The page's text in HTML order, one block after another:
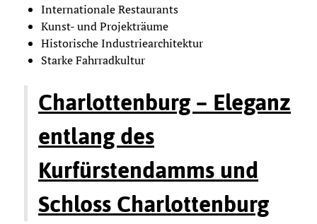
Internationale Restaurants
Kunst- und Projekträume
Historische Industriearchitektur
Starke Fahrradkultur
Charlottenburg – Eleganz
entlang des
Kurfürstendamms und
Schloss Charlottenburg